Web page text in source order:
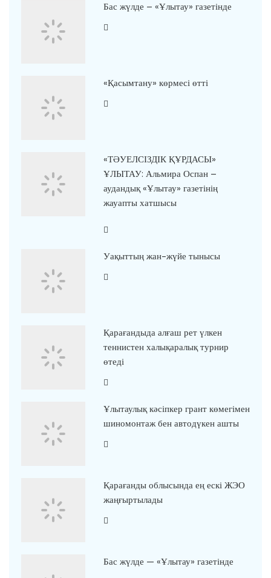
Бас жүлде – «Ұлытау» газетінде
«Қасымтану» көрмесі өтті
«ТӘУЕЛСІЗДІК ҚҰРДАСЫ»
ҰЛЫТАУ: Альмира Оспан –
аудандық «Ұлытау» газетінің
жауапты хатшысы
Уақыттың жан-жүйе тынысы
Қарағандыда алғаш рет үлкен
теннистен халықаралық турнир
өтеді
Ұлытаулық кәсіпкер грант көмегімен
шиномонтаж бен автодүкен ашты
Қарағанды облысында ең ескі ЖЭО
жаңғыртылады
Бас жүлде — «Ұлытау» газетінде